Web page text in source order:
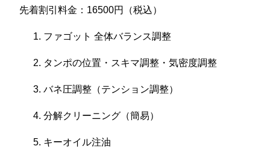
先着割引料金：16500円（税込）
ファゴット 全体バランス調整
タンポの位置・スキマ調整・気密度調整
バネ圧調整（テンション調整）
分解クリーニング（簡易）
キーオイル注油